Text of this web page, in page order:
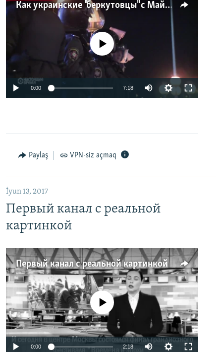
Как украинские "беркутовцы" с Майдана стали ОМОНом с Тверской
No media source currently available
0:00 7:18
Paylaş VPN-siz açmaq
İyun 13, 2017
Первый канал с реальной
картинкой
Первый канал с реальной картинкой
No media source currently available
0:00 2:18